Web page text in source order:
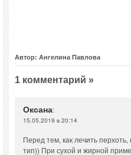
Автор: Ангелина Павлова
1 комментарий »
Оксана:
15.05.2019 в 20:14
Перед тем, как лечить
тип)) При сухой и жирной